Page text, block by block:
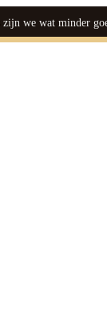
zijn we wat minder